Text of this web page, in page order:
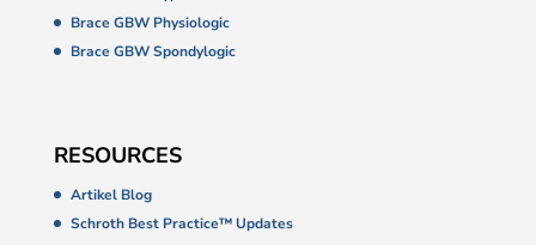
Brace GBW Physiologic
Brace GBW Spondylogic
RESOURCES
Artikel Blog
Schroth Best Practice™ Updates